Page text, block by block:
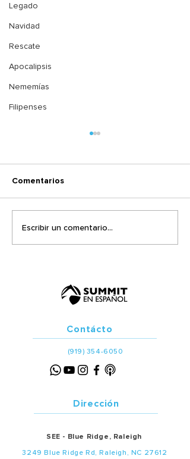
Legado
Navidad
Rescate
Apocalipsis
Nememías
Filipenses
El mismo Sentir
Comentarios
Escribir un comentario...
Contácto
(919) 354-6050
Dirección
SEE - Blue Ridge, Raleigh
3249 Blue Ridge Rd, Raleigh, NC 27612